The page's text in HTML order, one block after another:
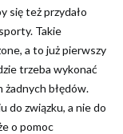
się też przydało
Takie
a to już pierwszy
trzeba wykonać
żadnych błędów.
do związku, a nie do
o pomoc